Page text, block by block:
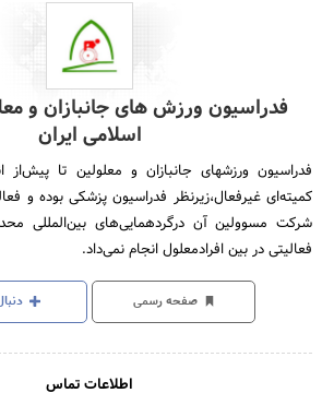
فدراسیون ورزش های جانبازان و
اسلامی ایران
فدراسیون ورزشهای جانبازان و معلولین تا پیش‌از
کمیته‌ای غیرفعال،زیرنظر فدراسیون پزشکی بوده و
شرکت مسوولین آن درگردهمایی‌های بین‌المللی
فعالیتی در بین افرادمعلول انجام نمی‌داد.
صفحه رسمی
اطلاعات تماس